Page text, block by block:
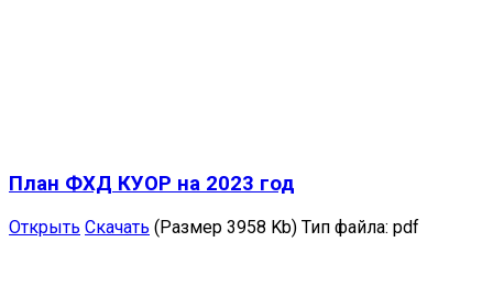
План ФХД КУОР на 2023 год
Открыть Скачать (Размер 3958 Kb) Тип файла: pdf